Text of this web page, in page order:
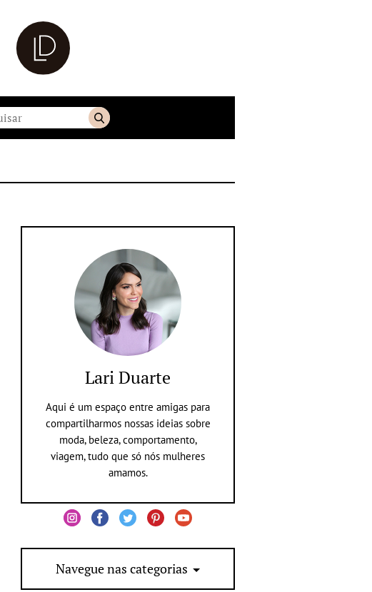
Lari Duarte
Aqui é um espaço entre amigas para
compartilharmos nossas ideias sobre
moda, beleza, comportamento,
viagem, tudo que só nós mulheres
amamos.
Navegue nas categorias